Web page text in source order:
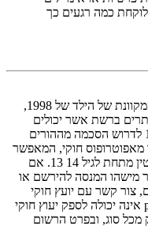
כמה רגעים כך
COPPA, או החוק לפרטיות והגנה המקוונת של הילד של 1998,
ברשת אשר יכולים
לאסוף מידע מקטינים מתחת לגיל 13 לדרוש הסכמה מההורים
חוקי, המאפשר
את איסוף פרטי הזיהוי האישיים מקטין מתחת לגיל 14 13. אם
מישהו המנסה להירשם או
צור קשר עם יועץ חוקי
להתיעצות. שים לב שקבוצת phpBB אינה יכולה לספק יעוץ חוקי
מכל סוג, ובפרט הרשום